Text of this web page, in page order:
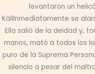
levantaron un
KālīInmediatamente se
Ella salió de la deidad y,
manos, mató a todos los
puro de la Suprema
silencio a pesar del